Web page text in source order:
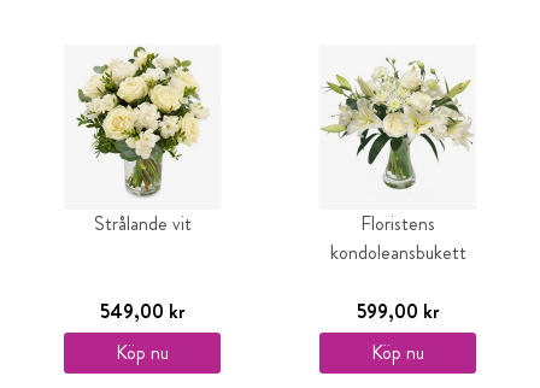
Strålande vit
549,00 kr
Köp nu
Floristens
kondoleansbukett
599,00 kr
Köp nu